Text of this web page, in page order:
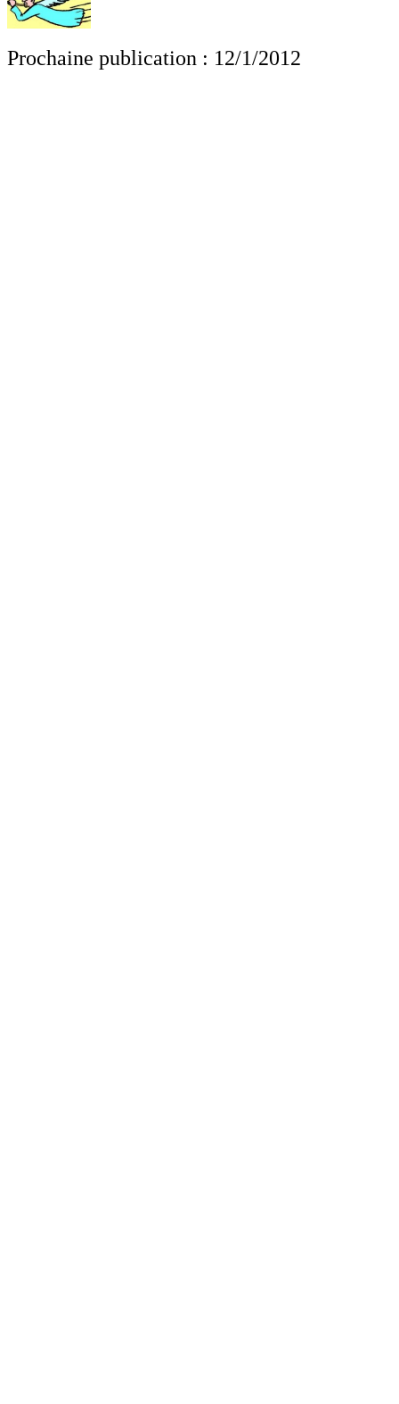
Prochaine publication : 12/1/2012